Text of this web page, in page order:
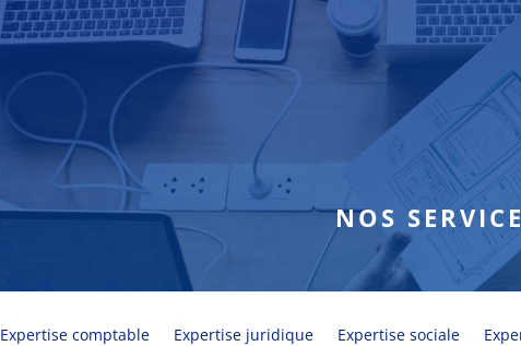
NOS
Expertise comptable Expertise juridique Expertise sociale